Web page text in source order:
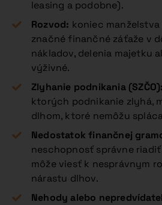
leasing a podobne).
Rozvod: koniec
značné finančné záťaže v
nákladov, delenia majetku
výživné.
Zlyhanie podnikania (SZČO):
ktorých podnikanie zlyhá,
dlhom, ktoré nemôžu
Nedostatok finančnej
neschopnosť správne
môže viesť k nesprávnym
nárastu dlhov.
Nehody alebo